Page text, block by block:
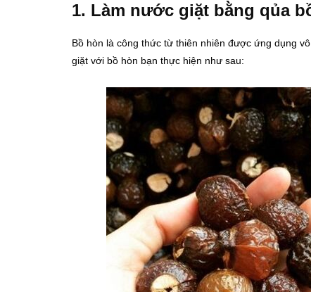
1. Làm nước giặt bằng qủa
Bồ hòn là công thức từ thiên nhiên được ứng dụng
giặt với bồ hòn bạn thực hiện như sau: